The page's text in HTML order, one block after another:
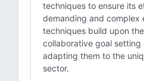
techniques to ensure its
demanding and complex
techniques build upon
collaborative goal
adapting them to the
sector.